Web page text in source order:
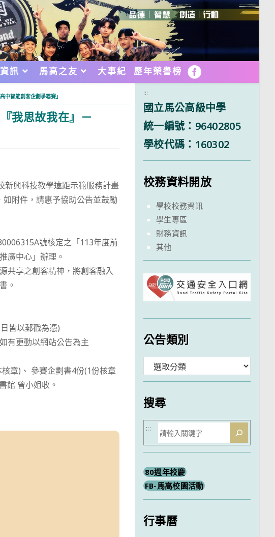
訊 馬高之友 大事紀 歷年榮譽榜 FB
中智能創客企劃爭霸賽」
我思故我在』－
新興科技教學遠距示範服務計畫
附件，請惠予協助公告並鼓勵
號核定之「113年度前
廣中心」辦理。
共享之創客精神，將創客融入
。
皆以郵戳為憑)
有更動以網站公告為主
章)、 參賽企劃書4份(1份核章
館 曾小姐收。
:::
國立馬公高級中學
統一編號：96402805
學校代碼：160302
校務資料開放
學校校務資訊
學生專區
財務資訊
其他
公告類別
類
搜尋
搜
尋
:::
80週年校慶
FB-馬高校園活動
行事曆